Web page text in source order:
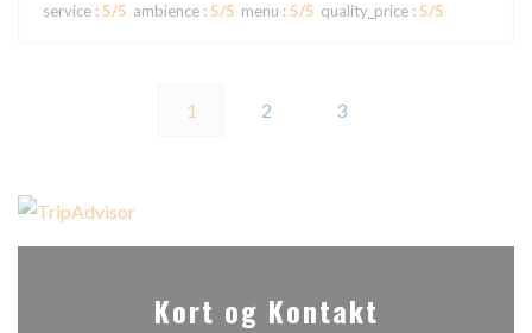
service : 5/5 ambience : 5/5 menu : 5/5 quality_price : 5/5
1 2 3
Kort og Kontakt